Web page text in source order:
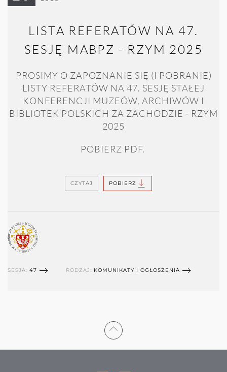
LISTA REFERATÓW NA 47.
SESJĘ MABPZ - RZYM 2025
PROSIMY O ZAPOZNANIE SIĘ (I POBRANIE)
LISTY REFERATÓW NA 47. SESJĘ STAŁEJ
KONFERENCJI MUZEÓW, ARCHIWÓW I
BIBLIOTEK POLSKICH ZA ZACHODZIE - RZYM
2025
POBIERZ PDF.
CZYTAJ POBIERZ
SESJA: 47 RODZAJ: KOMUNIKATY I OGŁOSZENIA